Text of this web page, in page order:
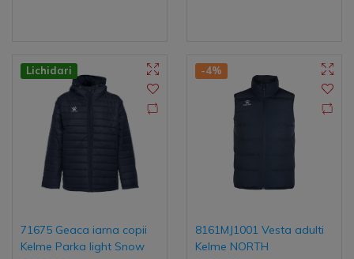
Lichidari
71675 Geaca iarna copii
Kelme Parka light Snow
-4%
8161MJ1001 Vesta adulti
Kelme NORTH